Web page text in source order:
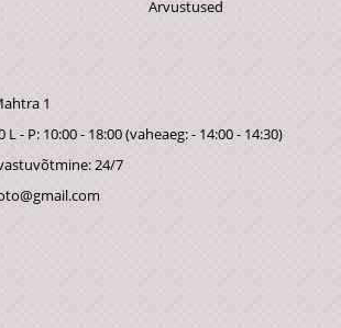
Arvustused
1
L - P: 10:00 - 18:00 (vaheaeg: - 14:00 - 14:30)
24/7